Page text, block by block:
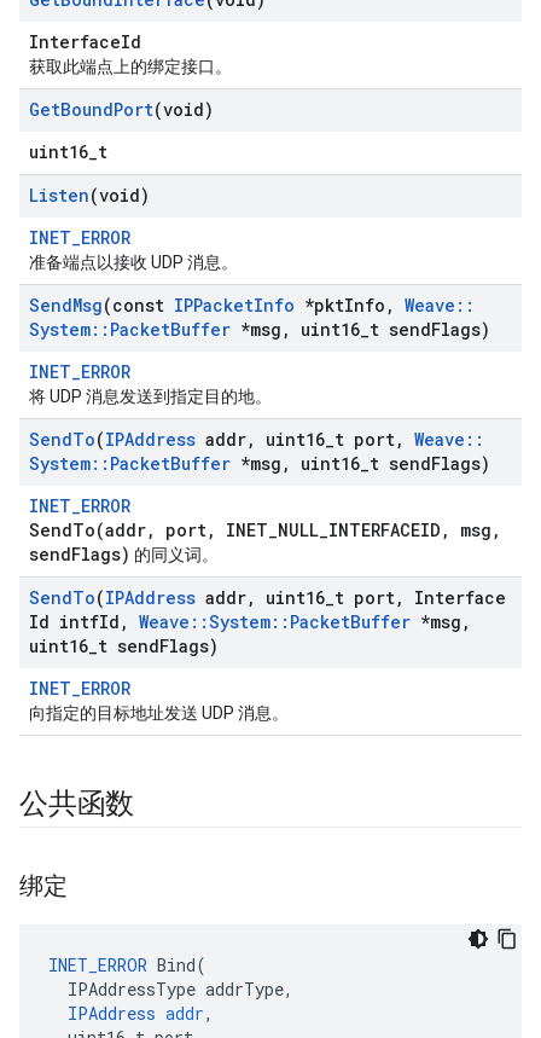
InterfaceId
获取此端点上的绑定接口。
GetBoundPort(void)
uint16_t
Listen(void)
INET_ERROR
准备端点以接收 UDP 消息。
SendMsg(const IPPacketInfo *pktInfo , Weave ::
System:: PacketBuffer *msg , uint16 t sendFlags)
INET_ERROR
将 UDP 消息发送到指定目的地。
SendTo(IPAddress addr, uint16 t port, Weave ::
System:: PacketBuffer *msg , uint16 t sendFlags)
INET_ERROR
SendTo(addr, port, INET_NULL_INTERFACEID, msg,
sendFlags) 的同义词。
SendTo(IPAddress addr, uint16 t port,
Interface
Id intfId , Weave ::System:: PacketBuffer *msg ,
uint16 t sendFlags)
INET_ERROR
向指定的目标地址发送 UDP 消息。
公共函数
绑定
INET_ERROR Bind(
IPAddressType addrType,
IPAddress addr,